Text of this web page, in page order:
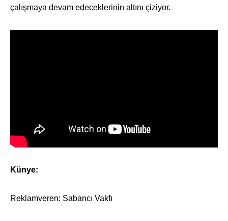
çalışmaya devam edeceklerinin altını çiziyor.
Künye:
Reklamveren: Sabancı Vakfı